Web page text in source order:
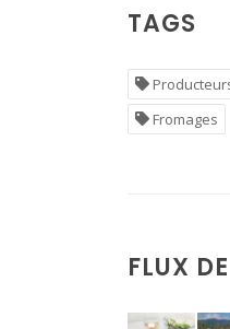
TAGS
Fromages
FLUX